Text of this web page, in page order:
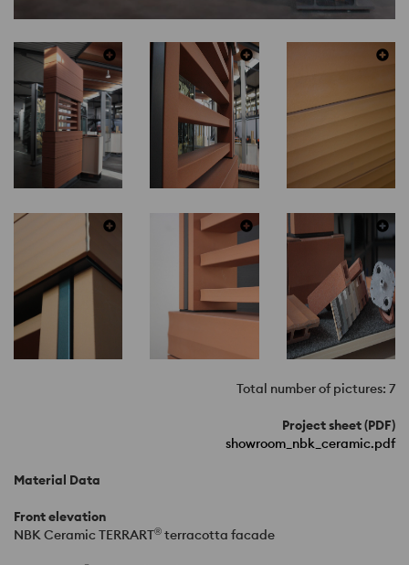
Total number of pictures: 7
Project sheet (PDF)
showroom_nbk_ceramic.pdf
Material Data
Front elevation
NBKCeramic TERRART® terracotta facade